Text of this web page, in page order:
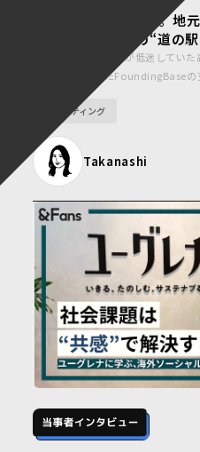
共創が地域を動かす。地
FoundingBaseの“道の
コロナ禍以降、売上が低迷してい
以上に回復させたFoundingBase
み出す舞台裏に迫ります。
マーケティング
Takanashi